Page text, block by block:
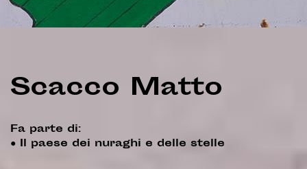
Scacco Matto
Fa parte di:
● Il paese dei nuraghi e delle stelle